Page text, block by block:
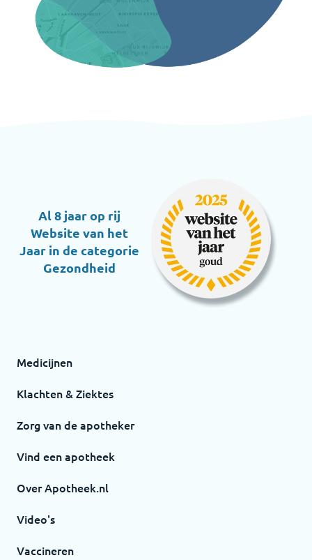
Al 8 jaar op rij
Website van het
Jaar in de categorie
Gezondheid
Medicijnen
Klachten & Ziektes
Zorg van de apotheker
Vind een apotheek
Over Apotheek.nl
Video's
Vaccineren